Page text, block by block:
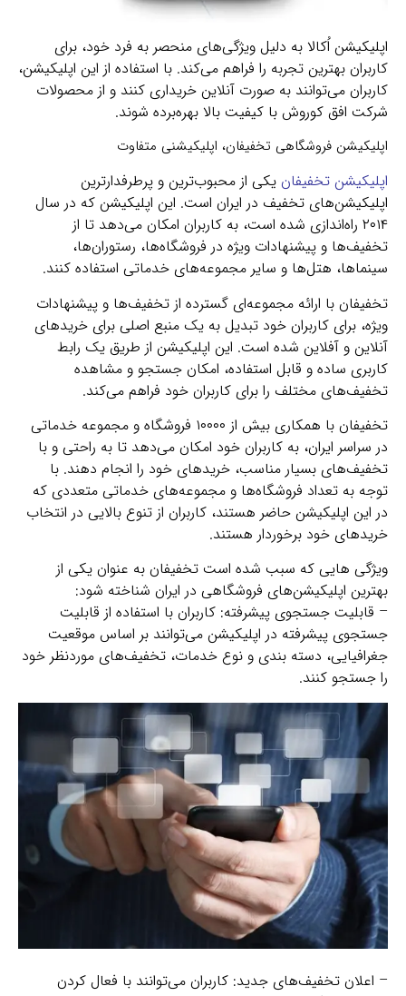
اپلیکیشن اُکالا به دلیل ویژگی‌های منحصر به فرد خود، برای
کاربران بهترین تجربه را فراهم می‌کند. با استفاده از این اپلیکیشن،
کاربران می‌توانند به صورت آنلاین خریداری کنند و از محصولات
شرکت افق کوروش با کیفیت بالا بهره‌برده شوند.
اپلیکیشن فروشگاهی تخفیفان، اپلیکیشنی متفاوت
اپلیکیشن تخفیفان یکی از محبوب‌ترین و پرطرفدارترین
اپلیکیشن‌های تخفیف در ایران است. این اپلیکیشن که در سال
۲۰۱۴ راه‌اندازی شده است، به کاربران امکان می‌دهد تا از
تخفیف‌ها و پیشنهادات ویژه در فروشگاه‌ها، رستوران‌ها،
سینماها، هتل‌ها و سایر مجموعه‌های خدماتی استفاده کنند.
تخفیفان با ارائه مجموعه‌ای گسترده از تخفیف‌ها و پیشنهادات
ویژه، برای کاربران خود تبدیل به یک منبع اصلی برای خریدهای
آنلاین و آفلاین شده است. این اپلیکیشن از طریق یک رابط
کاربری ساده و قابل استفاده، امکان جستجو و مشاهده
تخفیف‌های مختلف را برای کاربران خود فراهم می‌کند.
تخفیفان با همکاری بیش از ۱۰۰۰۰ فروشگاه و مجموعه خدماتی
در سراسر ایران، به کاربران خود امکان می‌دهد تا به راحتی و با
تخفیف‌های بسیار مناسب، خریدهای خود را انجام دهند. با
توجه به تعداد فروشگاه‌ها و مجموعه‌های خدماتی متعددی که
در این اپلیکیشن حاضر هستند، کاربران از تنوع بالایی در انتخاب
خریدهای خود برخوردار هستند.
ویژگی هایی که سبب شده است تخفیفان به عنوان یکی از
بهترین اپلیکیشن‌های فروشگاهی در ایران شناخته شود:
– قابلیت جستجوی پیشرفته: کاربران با استفاده از قابلیت
جستجوی پیشرفته در اپلیکیشن می‌توانند بر اساس موقعیت
جغرافیایی، دسته بندی و نوع خدمات، تخفیف‌های موردنظر خود
را جستجو کنند.
– اعلان تخفیف‌های جدید: کاربران می‌توانند با فعال کردن